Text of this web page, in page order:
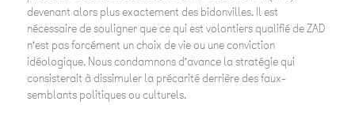
devenant alors plus exactement des bidonvilles. Il est
nécessaire de souligner que ce qui est volontiers qualifié de ZAD
n’est pas forcément un choix de vie ou une conviction
idéologique. Nous condamnons d’avance la stratégie qui
consisterait à dissimuler la précarité derrière des faux-
semblants politiques ou culturels.